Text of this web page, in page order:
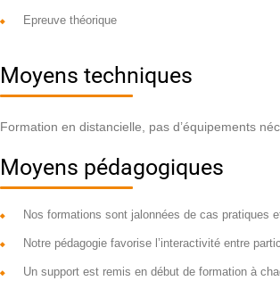
Epreuve théorique
Moyens techniques
Formation en distancielle, pas d’équipements
Moyens pédagogiques
Nos formations sont jalonnées de cas pratiques
Notre pédagogie favorise l’interactivité entre
Un support est remis en début de formation à